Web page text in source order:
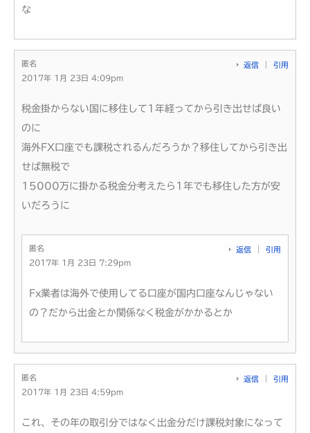
な
匿名
2017年 1月 23日 4:09pm
返信 引用
税金掛からない国に移住して1年経ってから引き出せば良い
のに
海外FX口座でも課税されるんだろうか？移住してから引き出
せば無税で
15000万に掛かる税金分考えたら1年でも移住した方が安
いだろうに
匿名
2017年 1月 23日 7:29pm
返信 引用
Fx業者は海外で使用してる口座が国内口座なんじゃない
の？だから出金とか関係なく税金がかかるとか
匿名
2017年 1月 23日 4:59pm
返信 引用
これ、その年の取引分ではなく出金分だけ課税対象になって